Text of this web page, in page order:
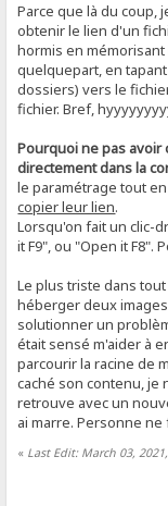
Parce que là du coup,
obtenir le lien d'un
hormis en mémorisant
quelquepart, en
dossiers) vers le
fichier. Bref,
Pourquoi ne pas
directement dans la
le paramétrage tout
copier leur lien.
Lorsqu'on fait un clic-
it F9", ou "Open it F8".
Le plus triste dans
héberger deux
solutionner un
était sensé m'aider à
parcourir la racine de
caché son contenu, je
retrouve avec un
ai marre. Personne
« Last Edit: March 03,